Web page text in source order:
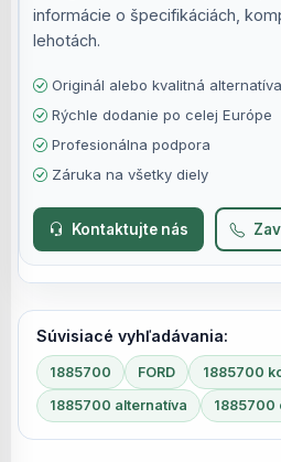
informácie o špecifikáciách,
lehotách.
Originál alebo kvalitná alternatíva
Rýchle dodanie po celej Európe
Profesionálna podpora
Záruka na všetky diely
Kontaktujte nás
Súvisiacé vyhľadávania:
1885700 FORD 1885700
1885700 alternatíva 1885700